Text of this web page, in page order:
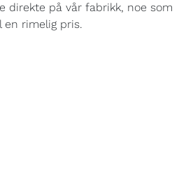
direkte på vår fabrikk, noe som
en rimelig pris.